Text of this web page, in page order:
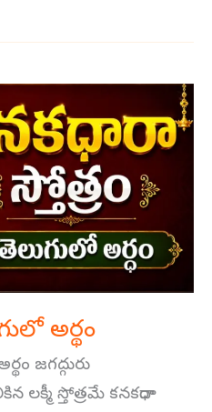
అర్థం
జగద్గురు
లక్మీ స్తోత్రమే కనకధారా